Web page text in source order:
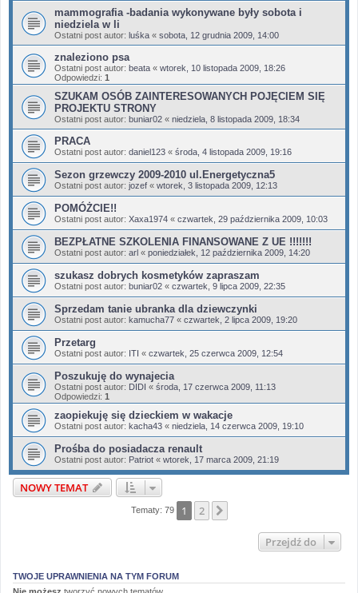
mammografia -badania wykonywane były sobota i
niedziela w li
Ostatni post autor: luśka « sobota, 12 grudnia 2009, 14:00
znaleziono psa
Ostatni post autor: beata « wtorek, 10 listopada 2009, 18:26
Odpowiedzi: 1
SZUKAM OSÓB ZAINTERESOWANYCH POJĘCIEM SIĘ
PROJEKTU STRONY
Ostatni post autor: buniar02 « niedziela, 8 listopada 2009, 18:34
PRACA
Ostatni post autor: daniel123 « środa, 4 listopada 2009, 19:16
Sezon grzewczy 2009-2010 ul.Energetyczna5
Ostatni post autor: jozef « wtorek, 3 listopada 2009, 12:13
POMÓŻCIE!!
Ostatni post autor: Xaxa1974 « czwartek, 29 października 2009, 10:03
BEZPŁATNE SZKOLENIA FINANSOWANE Z UE !!!!!!!
Ostatni post autor: arl « poniedziałek, 12 października 2009, 14:20
szukasz dobrych kosmetyków zapraszam
Ostatni post autor: buniar02 « czwartek, 9 lipca 2009, 22:35
Sprzedam tanie ubranka dla dziewczynki
Ostatni post autor: kamucha77 « czwartek, 2 lipca 2009, 19:20
Przetarg
Ostatni post autor: ITI « czwartek, 25 czerwca 2009, 12:54
Poszukuję do wynajecia
Ostatni post autor: DIDI « środa, 17 czerwca 2009, 11:13
Odpowiedzi: 1
zaopiekuję się dzieckiem w wakacje
Ostatni post autor: kacha43 « niedziela, 14 czerwca 2009, 19:10
Prośba do posiadacza renault
Ostatni post autor: Patriot « wtorek, 17 marca 2009, 21:19
NOWY TEMAT
Tematy: 79 1 2
Przejdź do
TWOJE UPRAWNIENIA NA TYM FORUM